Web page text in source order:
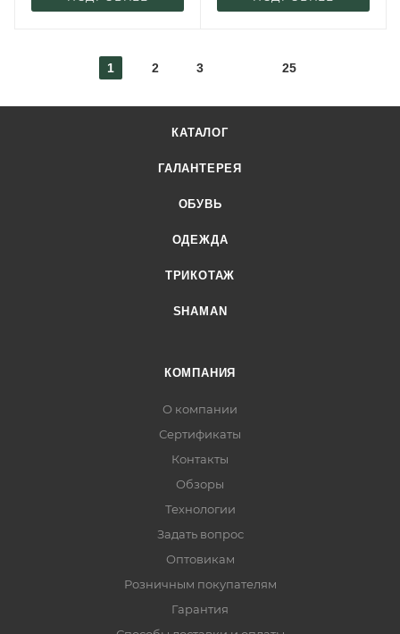
1 2 3 25
КАТАЛОГ
ГАЛАНТЕРЕЯ
ОБУВЬ
ОДЕЖДА
ТРИКОТАЖ
SHAMAN
КОМПАНИЯ
О компании
Сертификаты
Контакты
Обзоры
Технологии
Задать вопрос
Оптовикам
Розничным покупателям
Гарантия